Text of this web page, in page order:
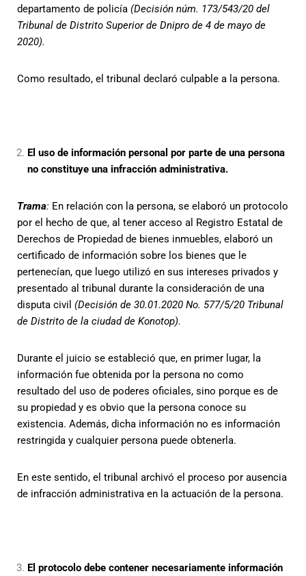
departamento de policía (Decisión núm. 173/543/20 del
Tribunal de Distrito Superior de Dnipro de 4 de mayo de
2020).
Como resultado, el tribunal declaró culpable a la persona.
El uso de información personal por parte de una persona
no constituye una infracción administrativa.
Trama: En relación con la persona, se elaboró un protocolo
por el hecho de que, al tener acceso al Registro Estatal de
Derechos de Propiedad de bienes inmuebles, elaboró un
certificado de información sobre los bienes que le
pertenecían, que luego utilizó en sus intereses privados y
presentado al tribunal durante la consideración de una
disputa civil (Decisión de 30.01.2020 No. 577/5/20 Tribunal
de Distrito de la ciudad de Konotop).
Durante el juicio se estableció que, en primer lugar, la
información fue obtenida por la persona no como
resultado del uso de poderes oficiales, sino porque es de
su propiedad y es obvio que la persona conoce su
existencia. Además, dicha información no es información
restringida y cualquier persona puede obtenerla.
En este sentido, el tribunal archivó el proceso por ausencia
de infracción administrativa en la actuación de la persona.
El protocolo debe contener necesariamente información